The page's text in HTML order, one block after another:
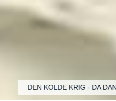
DEN KOLDE KRIG - DA